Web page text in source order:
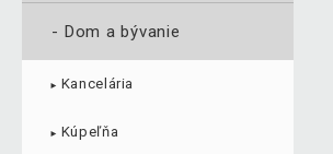
- Dom a bývanie
► Kancelária
► Kúpeľňa